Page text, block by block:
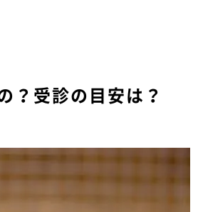
？受診の目安は？